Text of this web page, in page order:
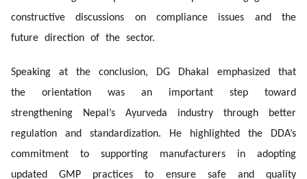
constructive discussions on compliance issues and the
future direction of the sector.
Speaking at the conclusion, DG Dhakal emphasized that
the orientation was an important step toward
strengthening Nepal’s Ayurveda industry through better
regulation and standardization. He highlighted the DDA’s
commitment to supporting manufacturers in adopting
updated GMP practices to ensure safe and quality